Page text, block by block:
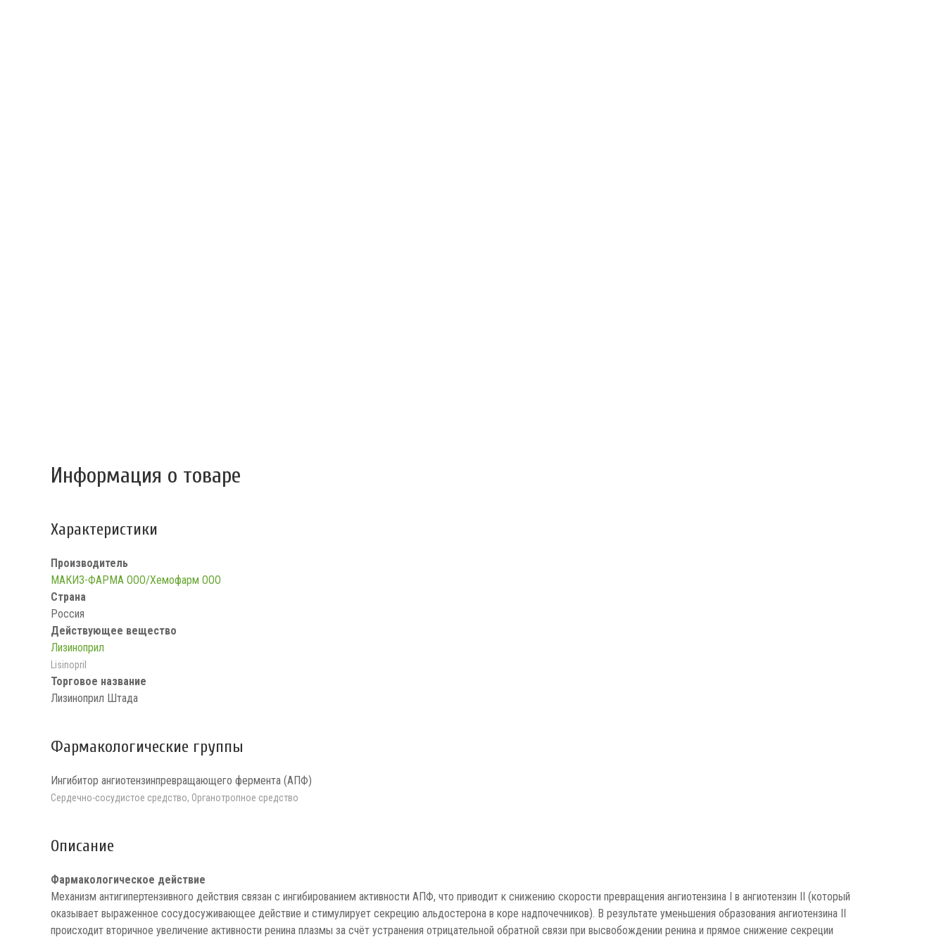
Информация о товаре
Характеристики
Производитель
МАКИЗ-ФАРМА ООО/Хемофарм ООО
Страна
Россия
Действующее вещество
Лизиноприл
Lisinopril
Торговое название
Лизиноприл Штада
Фармакологические группы
Ингибитор ангиотензинпревращающего фермента (АПФ)
Сердечно-сосудистое средство, Органотропное средство
Описание
Фармакологическое действие
Механизм антигипертензивного действия связан с ингибированием активности АПФ, что приводит к снижению скорости превращения ангиотензина I в ангиотензин II (который
оказывает выраженное сосудосуживающее действие и стимулирует секрецию альдостерона в коре надпочечников). В результате уменьшения образования ангиотензина II
происходит вторичное увеличение активности ренина плазмы за счёт устранения отрицательной обратной связи при высвобождении ренина и прямое снижение секреции